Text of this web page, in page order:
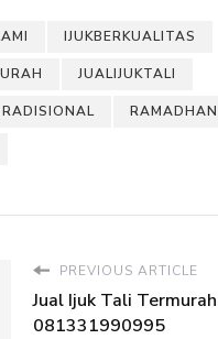
IJUKBERKUALITAS
JUALIJUKTALI
PREVIOUS ARTICLE
Jual Ijuk Tali
081331990995